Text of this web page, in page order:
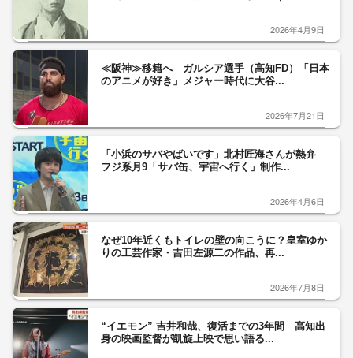
2026年4月9日
≪阪神≫移籍へ ガルシア選手（高知FD）「日本
のアニメが好き」メジャー時代に大谷...
2026年7月21日
「小浜のサバやばいです」北村匠海さんが熱弁
フジ系月9「サバ缶、宇宙へ行く」制作...
2026年4月6日
なぜ10年近くもトイレの壁の向こうに？皇室ゆか
りの工芸作家・吉田左源二の作品、再...
2026年7月8日
“イエモン” 吉井和哉、復活までの3年間 高知出
身の映画監督が凱旋上映で思い語る...